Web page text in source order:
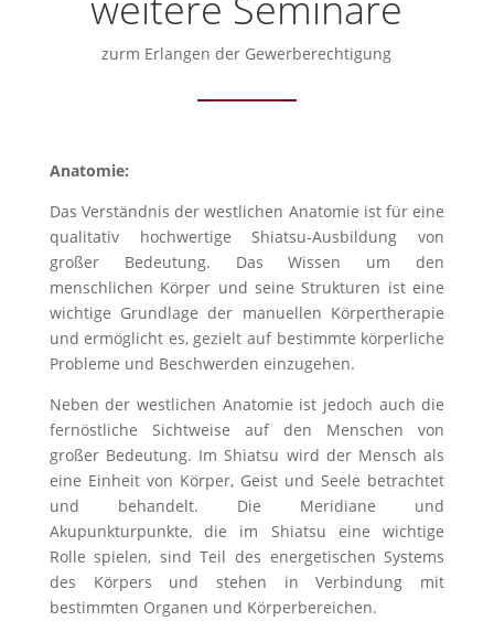
zurm Erlangen der Gewerberechtigung
Anatomie:
Das Verständnis der westlichen Anatomie ist für eine
qualitativ hochwertige Shiatsu-Ausbildung von
großer Bedeutung. Das Wissen um den
menschlichen Körper und seine Strukturen ist eine
wichtige Grundlage der manuellen Körpertherapie
und ermöglicht es, gezielt auf bestimmte körperliche
Probleme und Beschwerden einzugehen.
Neben der westlichen Anatomie ist jedoch auch die
fernöstliche Sichtweise auf den Menschen von
großer Bedeutung. Im Shiatsu wird der Mensch als
eine Einheit von Körper, Geist und Seele betrachtet
und behandelt. Die Meridiane und
Akupunkturpunkte, die im Shiatsu eine wichtige
Rolle spielen, sind Teil des energetischen Systems
des Körpers und stehen in Verbindung mit
bestimmten Organen und Körperbereichen.